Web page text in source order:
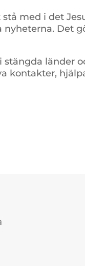
med i det
nyheterna. Det
länder
kontakter,